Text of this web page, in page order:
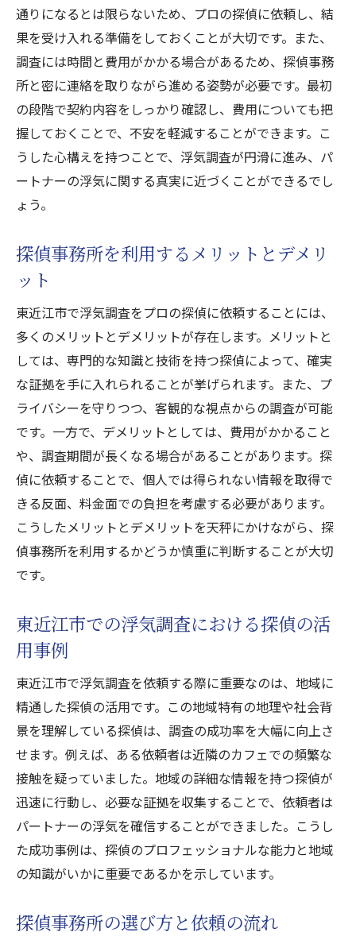
通りになるとは限らないため、プロの探偵に依頼し、結
果を受け入れる準備をしておくことが大切です。また、
調査には時間と費用がかかる場合があるため、探偵事務
所と密に連絡を取りながら進める姿勢が必要です。最初
の段階で契約内容をしっかり確認し、費用についても把
握しておくことで、不安を軽減することができます。こ
うした心構えを持つことで、浮気調査が円滑に進み、パ
ートナーの浮気に関する真実に近づくことができるでし
ょう。
探偵事務所を利用するメリットとデメリ
ット
東近江市で浮気調査をプロの探偵に依頼することには、
多くのメリットとデメリットが存在します。メリットと
しては、専門的な知識と技術を持つ探偵によって、確実
な証拠を手に入れられることが挙げられます。また、プ
ライバシーを守りつつ、客観的な視点からの調査が可能
です。一方で、デメリットとしては、費用がかかること
や、調査期間が長くなる場合があることがあります。探
偵に依頼することで、個人では得られない情報を取得で
きる反面、料金面での負担を考慮する必要があります。
こうしたメリットとデメリットを天秤にかけながら、探
偵事務所を利用するかどうか慎重に判断することが大切
です。
東近江市での浮気調査における探偵の活
用事例
東近江市で浮気調査を依頼する際に重要なのは、地域に
精通した探偵の活用です。この地域特有の地理や社会背
景を理解している探偵は、調査の成功率を大幅に向上さ
せます。例えば、ある依頼者は近隣のカフェでの頻繁な
接触を疑っていました。地域の詳細な情報を持つ探偵が
迅速に行動し、必要な証拠を収集することで、依頼者は
パートナーの浮気を確信することができました。こうし
た成功事例は、探偵のプロフェッショナルな能力と地域
の知識がいかに重要であるかを示しています。
探偵事務所の選び方と依頼の流れ